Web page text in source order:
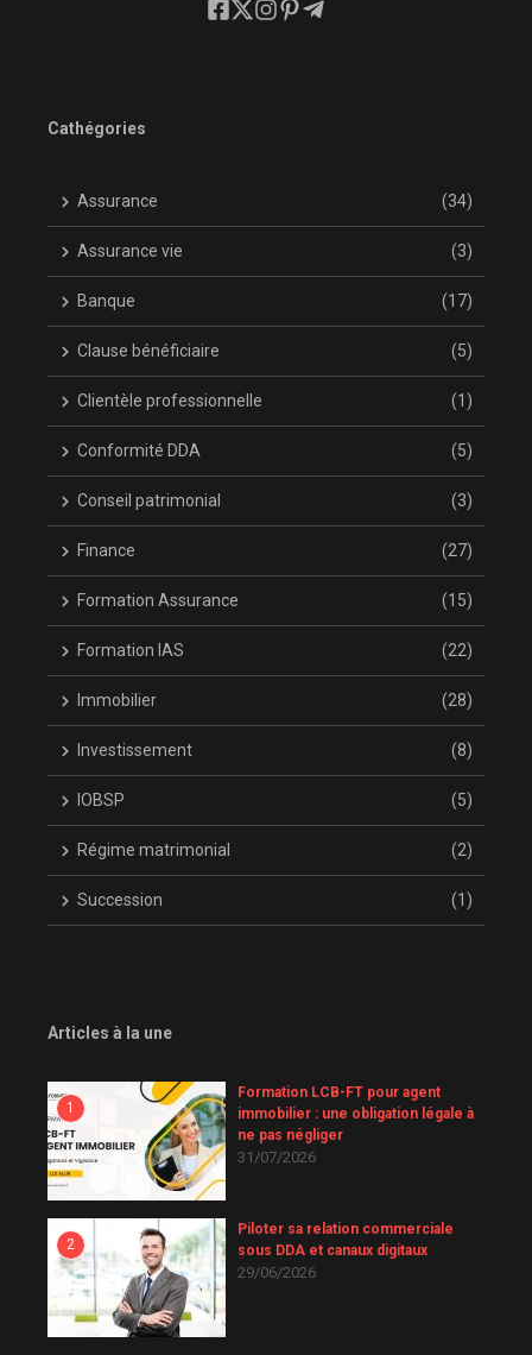
Cathégories
Assurance (34)
Assurance vie (3)
Banque (17)
Clause bénéficiaire (5)
Clientèle professionnelle (1)
Conformité DDA (5)
Conseil patrimonial (3)
Finance (27)
Formation Assurance (15)
Formation IAS (22)
Immobilier (28)
Investissement (8)
IOBSP (5)
Régime matrimonial (2)
Succession (1)
Articles à la une
1
Formation LCB-FT pour agent
immobilier : une obligation légale à
ne pas négliger
31/07/2026
2
Piloter sa relation commerciale
sous DDA et canaux digitaux
29/06/2026